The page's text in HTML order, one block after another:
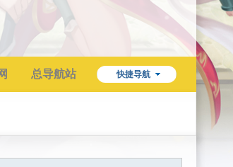
快捷导航
总导航站